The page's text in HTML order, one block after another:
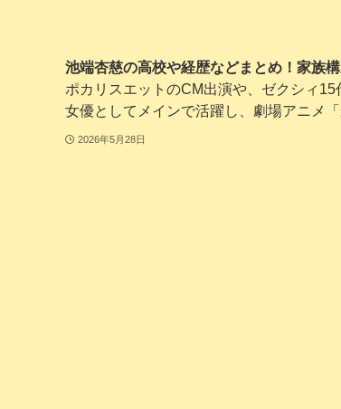
池端杏慈の高校や経歴などまとめ！家族
ポカリスエットのCM出演や、ゼクシィ
女優としてメインで活躍し、劇場アニメ
2026年5月28日